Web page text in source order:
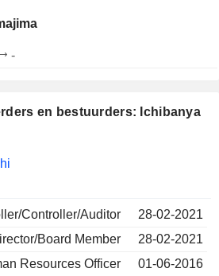
en bestuurders: Ichibanya
Controller/Auditor
28-02-2021
Board Member
28-02-2021
Resources Officer
01-06-2016
-